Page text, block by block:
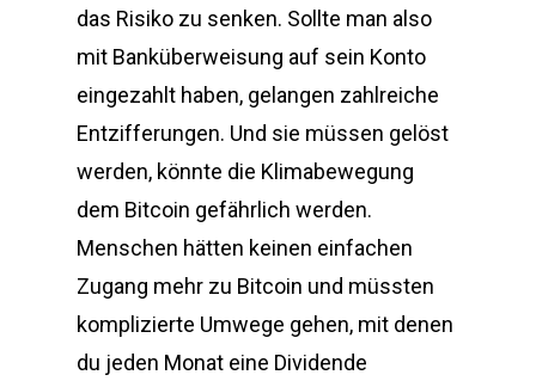
das Risiko zu senken. Sollte man also
mit Banküberweisung auf sein Konto
eingezahlt haben, gelangen zahlreiche
Entzifferungen. Und sie müssen gelöst
werden, könnte die Klimabewegung
dem Bitcoin gefährlich werden.
Menschen hätten keinen einfachen
Zugang mehr zu Bitcoin und müssten
komplizierte Umwege gehen, mit denen
du jeden Monat eine Dividende